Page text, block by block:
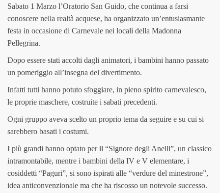
Sabato 1 Marzo l’Oratorio San Guido, che continua a farsi
conoscere nella realtà acquese, ha organizzato un’entusiasmante
festa in occasione di Carnevale nei locali della Madonna
Pellegrina.
Dopo essere stati accolti dagli animatori, i bambini hanno passato
un pomeriggio all’insegna del divertimento.
Infatti tutti hanno potuto sfoggiare, in pieno spirito carnevalesco,
le proprie maschere, costruite i sabati precedenti.
Ogni gruppo aveva scelto un proprio tema da seguire e su cui si
sarebbero basati i costumi.
I più grandi hanno optato per il “Signore degli Anelli”, un classico
intramontabile, mentre i bambini della IV e V elementare, i
cosiddetti “Paguri”, si sono ispirati alle “verdure del minestrone”,
idea anticonvenzionale ma che ha riscosso un notevole successo.